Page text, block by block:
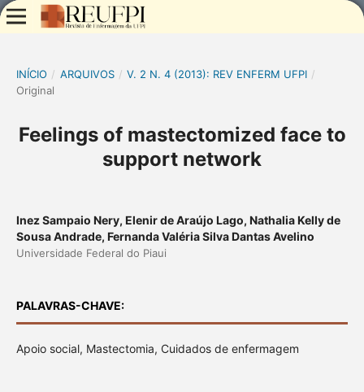
INÍCIO / ARQUIVOS / V. 2 N. 4 (2013): REV ENFERM UFPI /
Original
Feelings of mastectomized face to
support network
Inez Sampaio Nery, Elenir de Araújo Lago, Nathalia Kelly de
Sousa Andrade, Fernanda Valéria Silva Dantas Avelino
Universidade Federal do Piaui
PALAVRAS-CHAVE:
Apoio social, Mastectomia, Cuidados de enfermagem